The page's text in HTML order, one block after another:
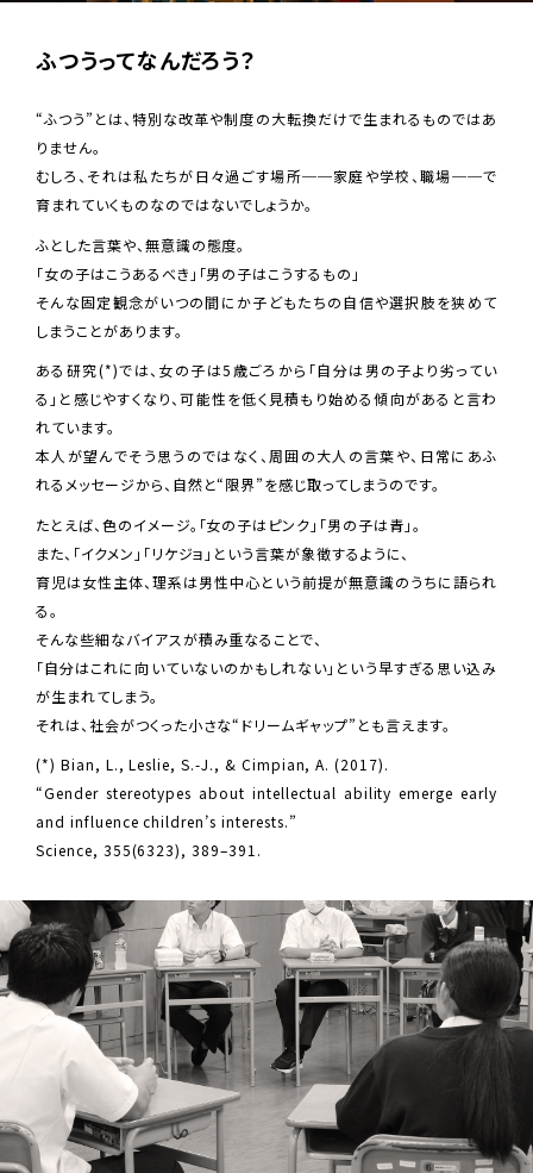
ふつうってなんだろう？
“ふつう”とは、特別な改革や制度の大転換だけで生まれるものではあ
りません。
むしろ、それは私たちが日々過ごす場所──家庭や学校、職場──で
育まれていくものなのではないでしょうか。
ふとした言葉や、無意識の態度。
「女の子はこうあるべき」「男の子はこうするもの」
そんな固定観念がいつの間にか子どもたちの自信や選択肢を狭めて
しまうことがあります。
ある研究(*)では、女の子は5歳ごろから「自分は男の子より劣ってい
る」と感じやすくなり、可能性を低く見積もり始める傾向があると言わ
れています。
本人が望んでそう思うのではなく、周囲の大人の言葉や、日常にあふ
れるメッセージから、自然と“限界”を感じ取ってしまうのです。
たとえば、色のイメージ。「女の子はピンク」「男の子は青」。
また、「イクメン」「リケジョ」という言葉が象徴するように、
育児は女性主体、理系は男性中心という前提が無意識のうちに語られ
る。
そんな些細なバイアスが積み重なることで、
「自分はこれに向いていないのかもしれない」という早すぎる思い込み
が生まれてしまう。
それは、社会がつくった小さな“ドリームギャップ”とも言えます。
(*) Bian, L., Leslie, S.-J., & Cimpian, A. (2017).
“Gender stereotypes about intellectual ability emerge early
and influence children’s interests.”
Science, 355(6323), 389–391.